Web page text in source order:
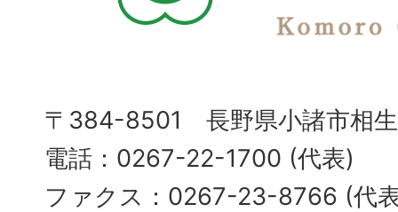
〒384-8501 長野県小諸市相
電話：0267-22-1700 (代表)
ファクス：0267-23-8766 (